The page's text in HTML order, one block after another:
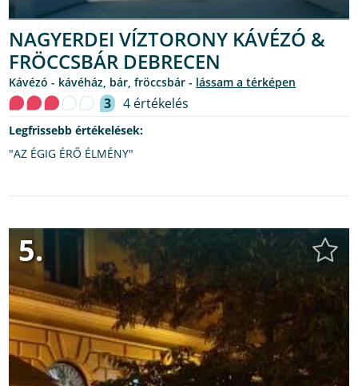
NAGYERDEI VÍZTORONY KÁVÉZÓ &
FRÖCCSBÁR DEBRECEN
kávézó - kávéház, bár, fröccsbár - lássam a térképen
3 4 értékelés
Legfrissebb értékelések:
"AZ ÉGIG ÉRŐ ÉLMÉNY"
5.